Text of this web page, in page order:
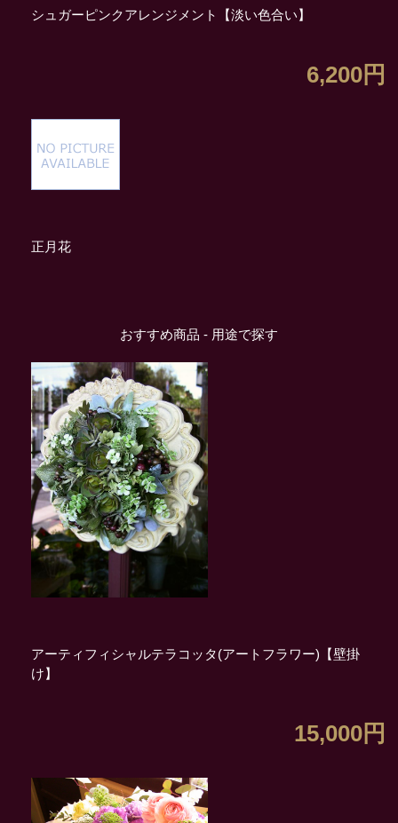
シュガーピンクアレンジメント【淡い色合い】
6,200円
正月花
おすすめ商品 - 用途で探す
アーティフィシャルテラコッタ(アートフラワー)【壁掛
け】
15,000円